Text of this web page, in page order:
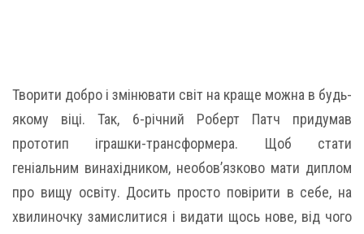
Творити добро і змінювати світ на краще можна в будь-
якому віці. Так, 6-річний Роберт Патч придумав
прототип іграшки-трансформера. Щоб стати
геніальним винахідником, необов’язково мати диплом
про вищу освіту. Досить просто повірити в себе, на
хвилиночку замислитися і видати щось нове, від чого